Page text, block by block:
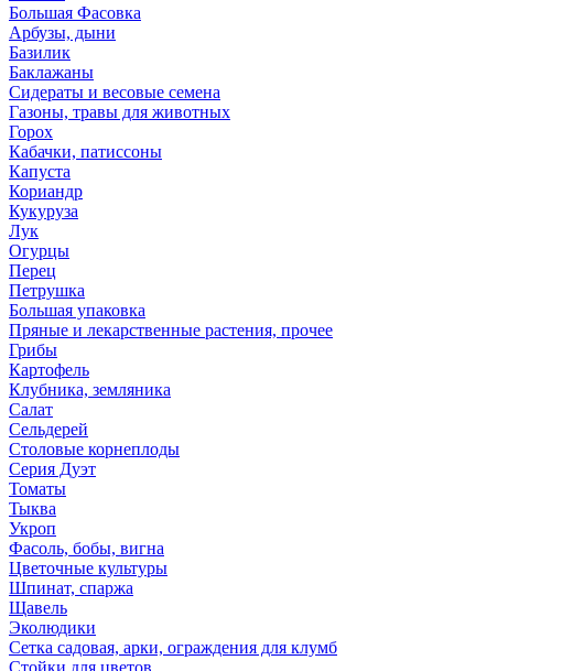
Большая Фасовка
Арбузы, дыни
Базилик
Баклажаны
Сидераты и весовые семена
Газоны, травы для животных
Горох
Кабачки, патиссоны
Капуста
Кориандр
Кукуруза
Лук
Огурцы
Перец
Петрушка
Большая упаковка
Пряные и лекарственные растения, прочее
Грибы
Картофель
Клубника, земляника
Салат
Сельдерей
Столовые корнеплоды
Серия Дуэт
Томаты
Тыква
Укроп
Фасоль, бобы, вигна
Цветочные культуры
Шпинат, спаржа
Щавель
Эколюдики
Сетка садовая, арки, ограждения для клумб
Стойки для цветов